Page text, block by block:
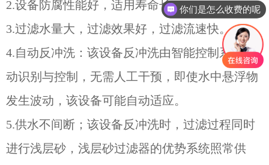
2.设备防腐性能好，适用寿命长。
3.过滤水量大，过滤效果好，过滤流速快。
4.自动反冲洗：该设备反冲洗由智能控制系统自
动识别与控制，无需人工干预，即使水中悬浮物
发生波动，该设备可能自动适应。
5.供水不间断；该设备反冲洗时，过滤过程同时
进行浅层砂，浅层砂过滤器的优势系统照常供
你们是怎么收费的呢